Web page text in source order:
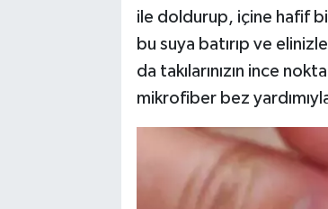
ile doldurup, içine hafif
bu suya batırıp ve
da takılarınızın ince
mikrofiber bez